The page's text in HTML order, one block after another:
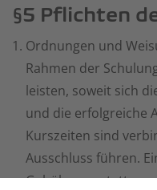
§5 Pflichten
Ordnungen und
Rahmen der
leisten, soweit sich
und die erfolgreiche
Kurszeiten sind
Ausschluss führen.
Gebührenerstattung